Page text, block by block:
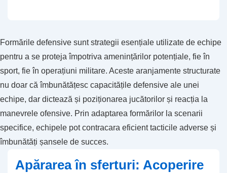
Formările defensive sunt strategii esențiale utilizate de echipe
pentru a se proteja împotriva amenințărilor potențiale, fie în
sport, fie în operațiuni militare. Aceste aranjamente structurate
nu doar că îmbunătățesc capacitățile defensive ale unei
echipe, dar dictează și poziționarea jucătorilor și reacția la
manevrele ofensive. Prin adaptarea formărilor la scenarii
specifice, echipele pot contracara eficient tacticile adverse și
îmbunătăți șansele de succes.
Apărarea în sferturi: Acoperire